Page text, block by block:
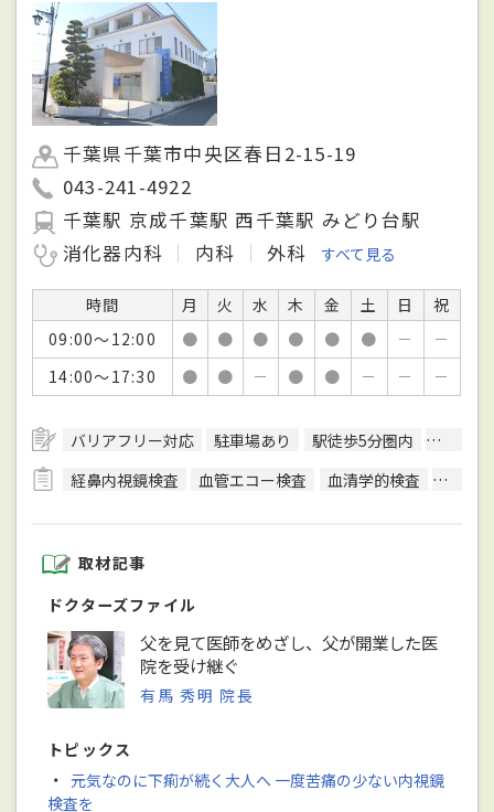
千葉県千葉市中央区春日2-15-19
043-241-4922
千葉駅 京成千葉駅 西千葉駅 みどり台駅
消化器内科
内科 外科 すべて見る
時間 月 火 水 木 金 土 日
祝
09:00～12:00
● ● ● ● ● ● －
－
14:00～17:30
● ● － ● ● － － －
バリアフリー対応 駐車場あり 駅徒歩5分圏内
日本消
経鼻内視鏡検査
血管エコー検査 血清学的検査 骨密度
取材記事
ドクターズファイル
父を見て医師をめざし、父が開業した医
院を受け継ぐ
有馬 秀明 院長
トピックス
・ 元気なのに下痢が続く大人へ 一度苦痛の少ない内視鏡
検査を